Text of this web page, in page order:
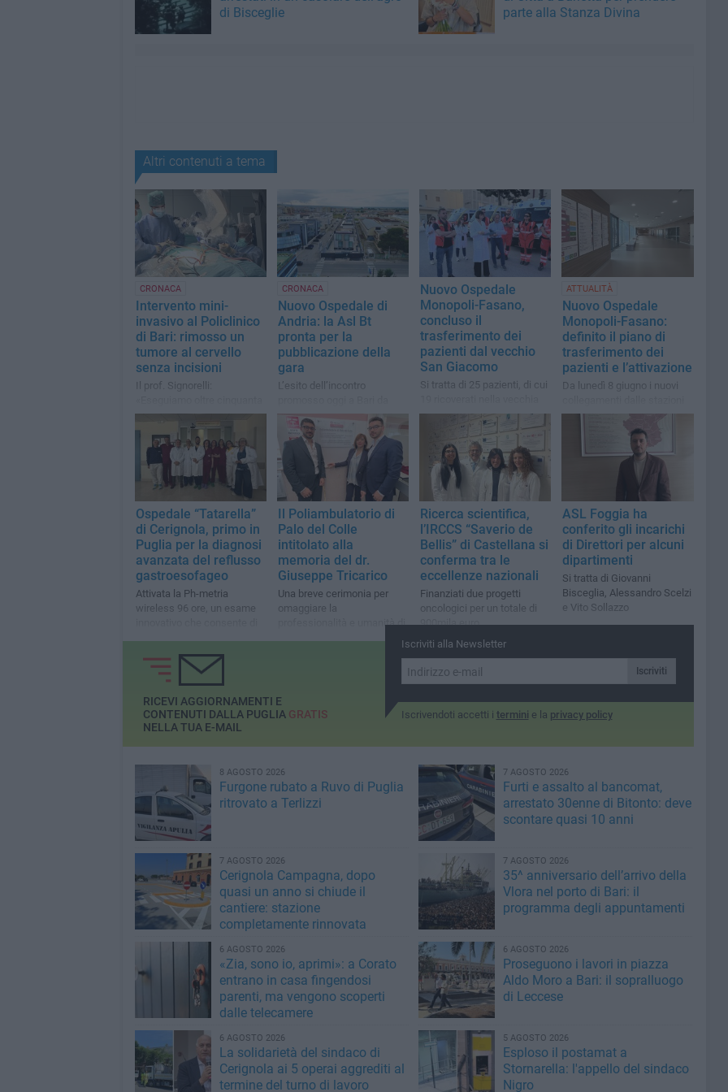
di Bisceglie
parte alla Stanza Divina
Altri contenuti a tema
CRONACA
Intervento mini-
invasivo al Policlinico
di Bari: rimosso un
tumore al cervello
senza incisioni
Il prof. Signorelli:
procedure all'anno per
patologie dell'ipofisi,
prevalentemente di natura
tumorale»
CRONACA
Nuovo Ospedale di
Andria: la Asl Bt
pronta per la
pubblicazione della
gara
L’esito dell’incontro
parte dell’Assessore alla
Sanità regionale Donato
Pentassuglia
Nuovo Ospedale
Monopoli-Fasano,
concluso il
trasferimento dei
pazienti dal vecchio
San Giacomo
Si tratta di 25 pazienti, di cui
struttura e tre neonati
ATTUALITÀ
Nuovo Ospedale
Monopoli-Fasano:
definito il piano di
trasferimento dei
pazienti e l’attivazione
Da lunedì 8 giugno i nuovi
ferroviarie dei Comuni
limitrofi verso la nuova
Ospedale “Tatarella”
di Cerignola, primo in
Puglia per la diagnosi
avanzata del reflusso
gastroesofageo
Attivata la Ph-metria
wireless 96 ore, un esame
consecutive i livelli di acidità
Il Poliambulatorio di
Palo del Colle
intitolato alla
memoria del dr.
Giuseppe Tricarico
Una breve cerimonia per
omaggiare la
professionalità e umanità di
Ricerca scientifica,
l’IRCCS “Saverio de
Bellis” di Castellana si
conferma tra le
eccellenze nazionali
Finanziati due progetti
oncologici per un totale di
900mila euro
ASL Foggia ha
conferito gli incarichi
di Direttori per alcuni
dipartimenti
Si tratta di Giovanni
Bisceglia, Alessandro Scelzi
e Vito Sollazzo
Iscriviti alla Newsletter
Iscriviti
Iscrivendoti accetti i termini e la privacy policy
RICEVI AGGIORNAMENTI E
CONTENUTI DALLA PUGLIA GRATIS
NELLA TUA E-MAIL
8 AGOSTO 2026
Furgone rubato a Ruvo di Puglia
ritrovato a Terlizzi
7 AGOSTO 2026
Furti e assalto al bancomat,
arrestato 30enne di Bitonto: deve
scontare quasi 10 anni
7 AGOSTO 2026
Cerignola Campagna, dopo
quasi un anno si chiude il
cantiere: stazione
completamente rinnovata
7 AGOSTO 2026
35^ anniversario dell’arrivo della
Vlora nel porto di Bari: il
programma degli appuntamenti
6 AGOSTO 2026
«Zia, sono io, aprimi»: a Corato
entrano in casa fingendosi
parenti, ma vengono scoperti
dalle telecamere
6 AGOSTO 2026
Proseguono i lavori in piazza
Aldo Moro a Bari: il sopralluogo
di Leccese
6 AGOSTO 2026
La solidarietà del sindaco di
Cerignola ai 5 operai aggrediti al
termine del turno di lavoro
5 AGOSTO 2026
Esploso il postamat a
Stornarella: l'appello del sindaco
Nigro